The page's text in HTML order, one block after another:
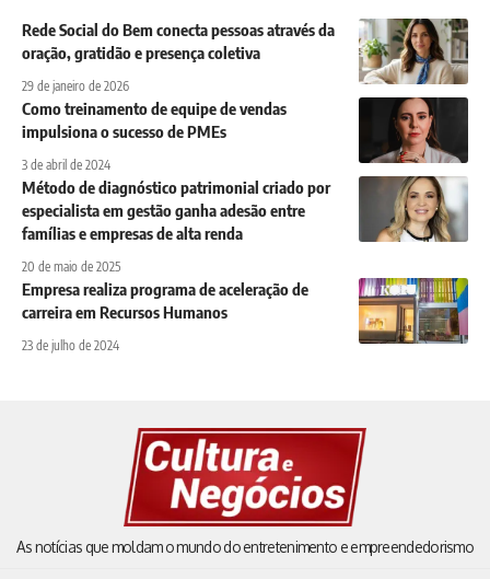
Rede Social do Bem conecta pessoas através da
oração, gratidão e presença coletiva
29 de janeiro de 2026
Como treinamento de equipe de vendas
impulsiona o sucesso de PMEs
3 de abril de 2024
Método de diagnóstico patrimonial criado por
especialista em gestão ganha adesão entre
famílias e empresas de alta renda
20 de maio de 2025
Empresa realiza programa de aceleração de
carreira em Recursos Humanos
23 de julho de 2024
As notícias que moldam o mundo do entretenimento e empreendedorismo